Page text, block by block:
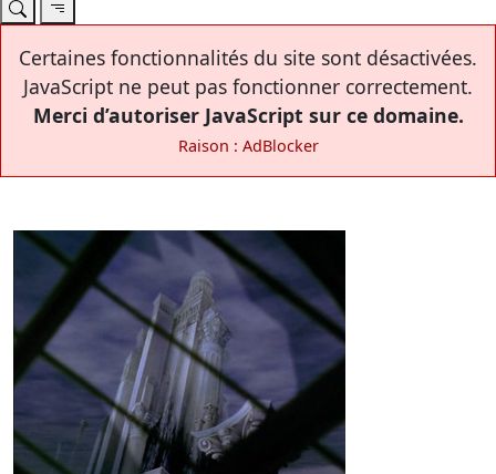
Certaines fonctionnalités du site sont désactivées.
JavaScript ne peut pas fonctionner correctement.
Merci d’autoriser JavaScript sur ce domaine.
Raison : AdBlocker